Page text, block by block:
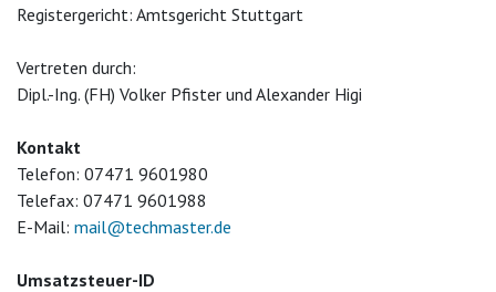
Registergericht: Amtsgericht Stuttgart
Vertreten durch:
Dipl.-Ing. (FH) Volker Pfister und Alexander Higi
Kontakt
Telefon: 07471 9601980
Telefax: 07471 9601988
E-Mail: mail@techmaster.de
Umsatzsteuer-ID